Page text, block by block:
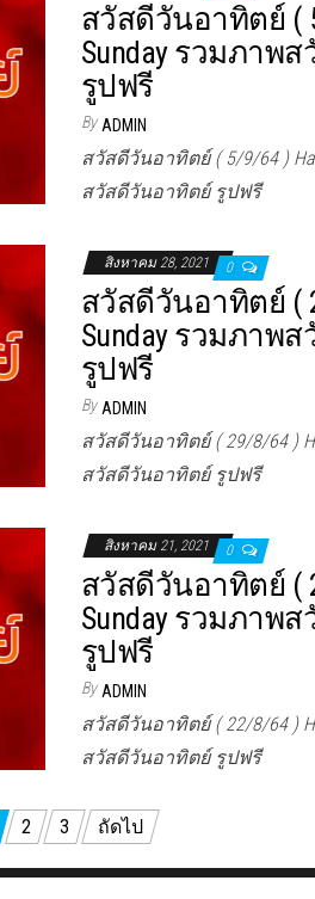
สวัสดีวันอาทิตย์ (
Sunday รวมภาพ
รูปฟรี
By ADMIN
สวัสดีวันอาทิตย์ ( 5/9/64 )
สวัสดีวันอาทิตย์ รูปฟรี
สิงหาคม 28, 2021 0
สวัสดีวันอาทิตย์ (
Sunday รวมภาพ
รูปฟรี
By ADMIN
สวัสดีวันอาทิตย์ ( 29/8/64 )
สวัสดีวันอาทิตย์ รูปฟรี
สิงหาคม 21, 2021 0
สวัสดีวันอาทิตย์ (
Sunday รวมภาพ
รูปฟรี
By ADMIN
สวัสดีวันอาทิตย์ ( 22/8/64 )
สวัสดีวันอาทิตย์ รูปฟรี
2 3 ถัดไป